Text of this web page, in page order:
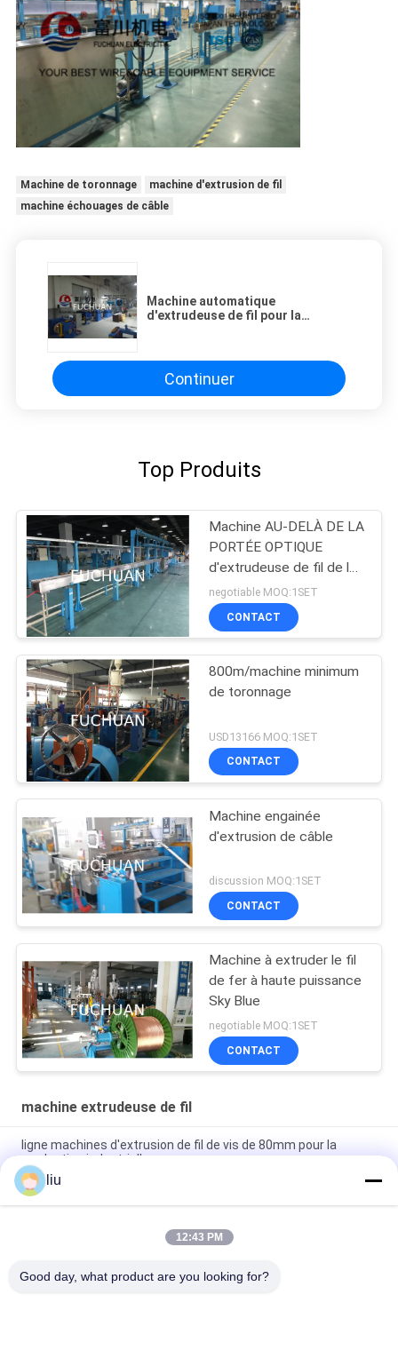
Machine de toronnage
machine d'extrusion de fil
machine échouages de câble
Machine automatique
d'extrudeuse de fil pour la
Continuer
Top Produits
Machine AU-DELÀ DE LA
PORTÉE OPTIQUE
d'extrudeuse de fil de la
BV BVV rv
negotiable MOQ:1SET
CONTACT
800m/machine minimum
de toronnage
USD13166 MOQ:1SET
CONTACT
Machine engainée
d'extrusion de câble
discussion MOQ:1SET
CONTACT
Machine à extruder le fil
de fer à haute puissance
Sky Blue
negotiable MOQ:1SET
CONTACT
machine extrudeuse de fil
ligne machines d'extrusion de fil de vis de 80mm pour la
production industrielle
Machine à extruder le fil de fer de 1800 kg 200 kg/h avec vis de
2000 mm et longueur de 3200 mm
vitesse de la machine 10-80r/min d'extrudeuse du fil
liu
12:43 PM
Good day, what product are you looking for?